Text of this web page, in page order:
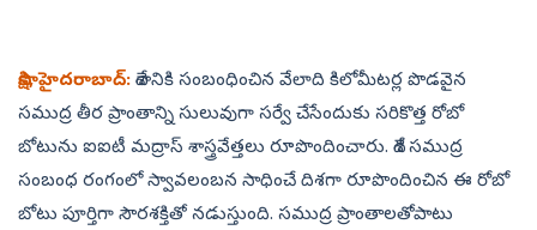
సాక్షి, హైదరాబాద్‌: దేశానికి సంబంధించిన వేలాది కిలోమీటర్ల పొడవైన
సముద్ర తీర ప్రాంతాన్ని సులువుగా సర్వే చేసేందుకు సరికొత్త రోబో
బోటును ఐఐటీ మద్రాస్‌ శాస్త్రవేత్తలు రూపొందించారు. దేశ సముద్ర
సంబంధ రంగంలో స్వావలంబన సాధించే దిశగా రూపొందించిన ఈ రోబో
బోటు పూర్తిగా సౌరశక్తితో నడుస్తుంది. సముద్ర ప్రాంతాలతోపాటు